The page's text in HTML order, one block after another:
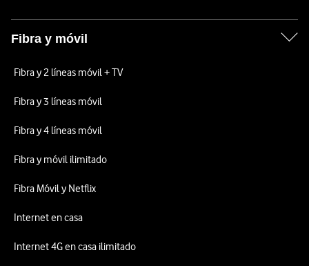
Fibra y móvil
Fibra y 2 líneas móvil + TV
Fibra y 3 líneas móvil
Fibra y 4 líneas móvil
Fibra y móvil ilimitado
Fibra Móvil y Netflix
Internet en casa
Internet 4G en casa ilimitado